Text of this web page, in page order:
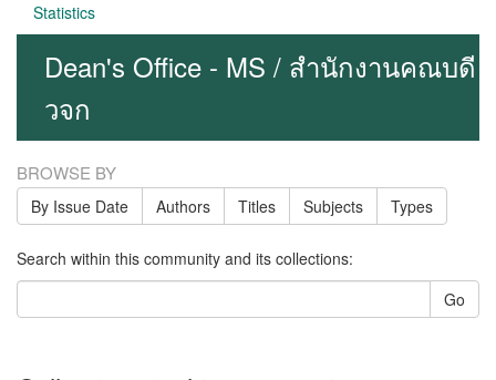
Statistics
Dean's Office - MS / สำนักงานคณบดี
วจก
BROWSE BY
By Issue Date Authors Titles Subjects Types
Search within this community and its collections:
Go